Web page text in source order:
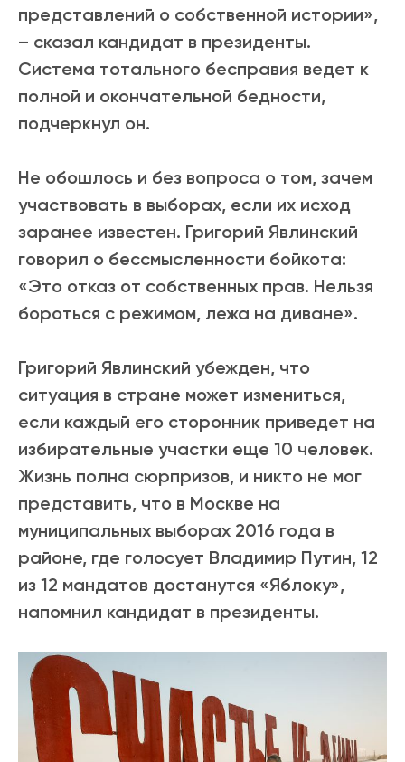
представлений о собственной истории»,
– сказал кандидат в президенты.
Система тотального бесправия ведет к
полной и окончательной бедности,
подчеркнул он.
Не обошлось и без вопроса о том, зачем
участвовать в выборах, если их исход
заранее известен. Григорий Явлинский
говорил о бессмысленности бойкота:
«Это отказ от собственных прав. Нельзя
бороться с режимом, лежа на диване».
Григорий Явлинский убежден, что
ситуация в стране может измениться,
если каждый его сторонник приведет на
избирательные участки еще 10 человек.
Жизнь полна сюрпризов, и никто не мог
представить, что в Москве на
муниципальных выборах 2016 года в
районе, где голосует Владимир Путин, 12
из 12 мандатов достанутся «Яблоку»,
напомнил кандидат в президенты.